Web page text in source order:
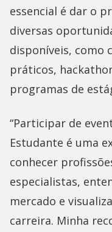
essencial é dar o
diversas
disponíveis, como
práticos,
programas de
“Participar de
Estudante é uma
conhecer
especialistas,
mercado e
carreira. Minha